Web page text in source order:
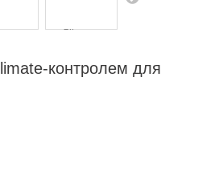
контролем для